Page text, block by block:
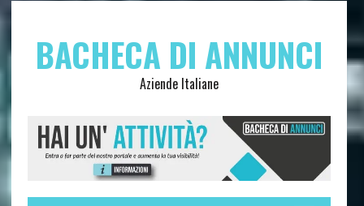
BACHECA DI ANNUNCI
Aziende Italiane